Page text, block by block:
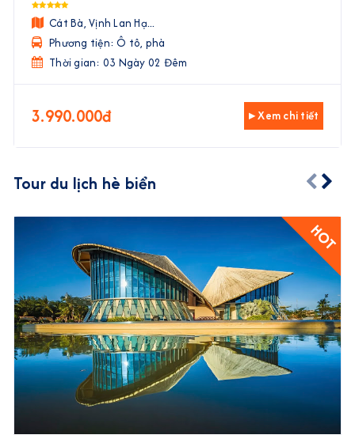
đến siêu thú vị, tham gia các hoạt động vui chơi giả
...
Cát Bà, Vịnh Lan Hạ...
Phương tiện: Ô tô, phà
Thời gian: 03 Ngày 02 Đêm
3.990.000đ ▸ Xem chi tiết
Tour du lịch hè biển
HOT